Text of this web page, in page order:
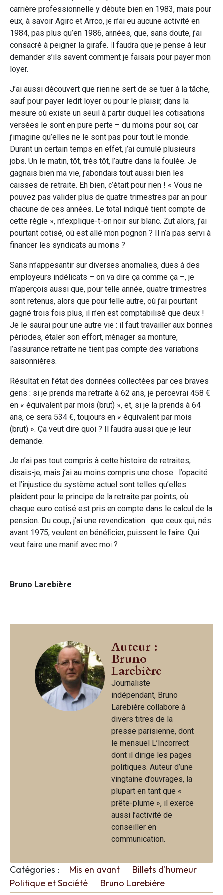
carrière professionnelle y débute bien en 1983, mais pour
eux, à savoir Agirc et Arrco, je n’ai eu aucune activité en
1984, pas plus qu’en 1986, années, que, sans doute, j’ai
consacré à peigner la girafe. Il faudra que je pense à leur
demander s’ils savent comment je faisais pour payer mon
loyer.
J’ai aussi découvert que rien ne sert de se tuer à la tâche,
sauf pour payer ledit loyer ou pour le plaisir, dans la
mesure où existe un seuil à partir duquel les cotisations
versées le sont en pure perte – du moins pour soi, car
j’imagine qu’elles ne le sont pas pour tout le monde.
Durant un certain temps en effet, j’ai cumulé plusieurs
jobs. Un le matin, tôt, très tôt, l’autre dans la foulée. Je
gagnais bien ma vie, j’abondais tout aussi bien les
caisses de retraite. Eh bien, c’était pour rien ! « Vous ne
pouvez pas valider plus de quatre trimestres par an pour
chacune de ces années. Le total indiqué tient compte de
cette règle », m’explique-t-on noir sur blanc. Zut alors, j’ai
pourtant cotisé, où est allé mon pognon ? Il n’a pas servi à
financer les syndicats au moins ?
Sans m’appesantir sur diverses anomalies, dues à des
employeurs indélicats – on va dire ça comme ça –, je
m’aperçois aussi que, pour telle année, quatre trimestres
sont retenus, alors que pour telle autre, où j’ai pourtant
gagné trois fois plus, il n’en est comptabilisé que deux !
Je le saurai pour une autre vie : il faut travailler aux bonnes
périodes, étaler son effort, ménager sa monture,
l’assurance retraite ne tient pas compte des variations
saisonnières.
Résultat en l’état des données collectées par ces braves
gens : si je prends ma retraite à 62 ans, je percevrai 458 €
en « équivalent par mois (brut) », et, si je la prends à 64
ans, ce sera 534 €, toujours en « équivalent par mois
(brut) ». Ça veut dire quoi ? Il faudra aussi que je leur
demande.
Je n’ai pas tout compris à cette histoire de retraites,
disais-je, mais j’ai au moins compris une chose : l’opacité
et l’injustice du système actuel sont telles qu’elles
plaident pour le principe de la retraite par points, où
chaque euro cotisé est pris en compte dans le calcul de la
pension. Du coup, j’ai une revendication : que ceux qui, nés
avant 1975, veulent en bénéficier, puissent le faire. Qui
veut faire une manif avec moi ?
Bruno Larebière
Auteur :
Bruno
Larebière
Journaliste
indépendant, Bruno
Larebière collabore à
divers titres de la
presse parisienne, dont
le mensuel L’Incorrect
dont il dirige les pages
politiques. Auteur d’une
vingtaine d’ouvrages, la
plupart en tant que «
prête-plume », il exerce
aussi l’activité de
conseiller en
communication.
Catégories : Mis en avant
Billets d'humeur
Politique et Société
Bruno Larebière